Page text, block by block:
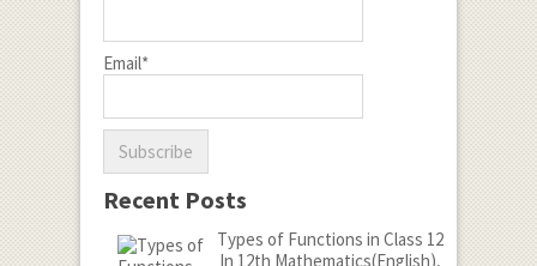
Email*
Recent Posts
Types of Functions in Class 12
In 12th Mathematics(English),